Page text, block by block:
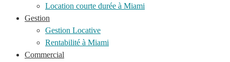
Location courte durée à Miami
Gestion
Gestion Locative
Rentabilité à Miami
Commercial